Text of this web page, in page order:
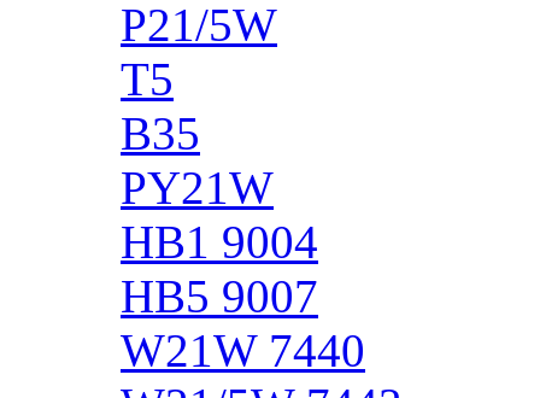
P21/5W
T5
B35
PY21W
HB1 9004
HB5 9007
W21W 7440